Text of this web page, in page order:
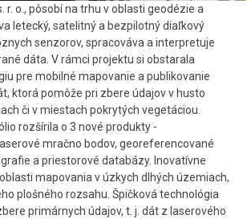
r. o., pôsobí na trhu v oblasti geodézie a
letecký, satelitný a bezpilotný diaľkový
senzorov, spracováva a interpretuje
dáta. V rámci projektu si obstarala
pre mobilné mapovanie a publikovanie
ktorá pomôže pri zbere údajov v husto
či v miestach pokrytých vegetáciou.
rozšírila o 3 nové produkty -
mračno bodov, georeferencované
a priestorové databázy. Inovatívne
mapovania v úzkych dlhých územiach,
plošného rozsahu. Špičková technológia
primárnych údajov, t. j. dát z laserového